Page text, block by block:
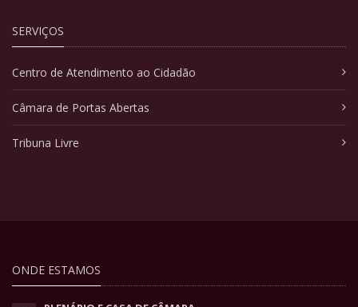
SERVIÇOS
Centro de Atendimento ao Cidadão
Câmara de Portas Abertas
Tribuna Livre
ONDE ESTAMOS